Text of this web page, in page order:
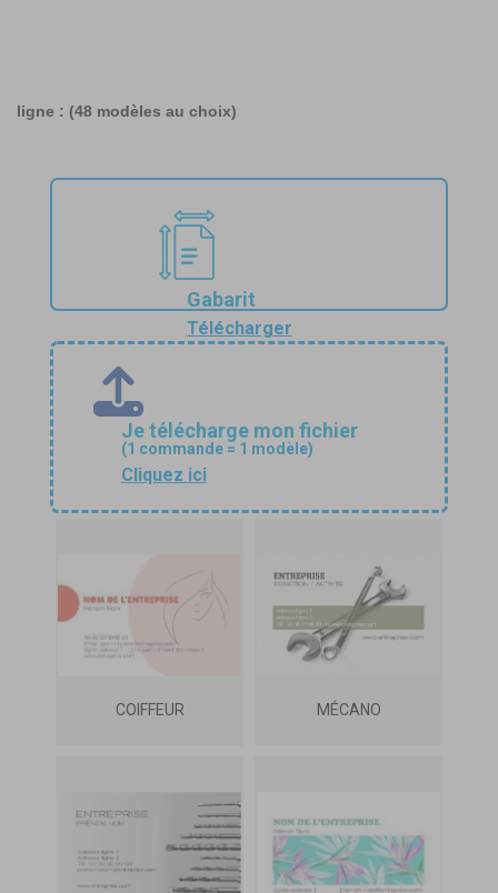
ligne : (48 modèles au choix)
Gabarit
Télécharger
Je télécharge mon fichier
(1 commande = 1 modèle)
Cliquez ici
COIFFEUR MÉCANO